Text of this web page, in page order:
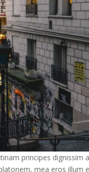
principes dignissim
mea eros illum